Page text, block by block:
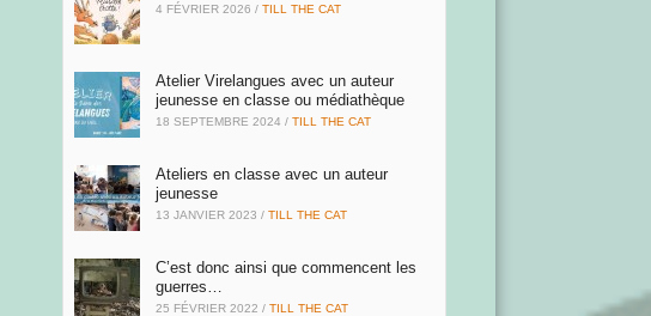
4 FÉVRIER 2026 /TILL THE CAT
Atelier Virelangues avec un auteur
jeunesse en classe ou médiathèque
18 SEPTEMBRE 2024 /TILL THE CAT
Ateliers en classe avec un auteur
jeunesse
13 JANVIER 2023 /TILL THE CAT
C’est donc ainsi que commencent les
guerres…
25 FÉVRIER 2022 /TILL THE CAT